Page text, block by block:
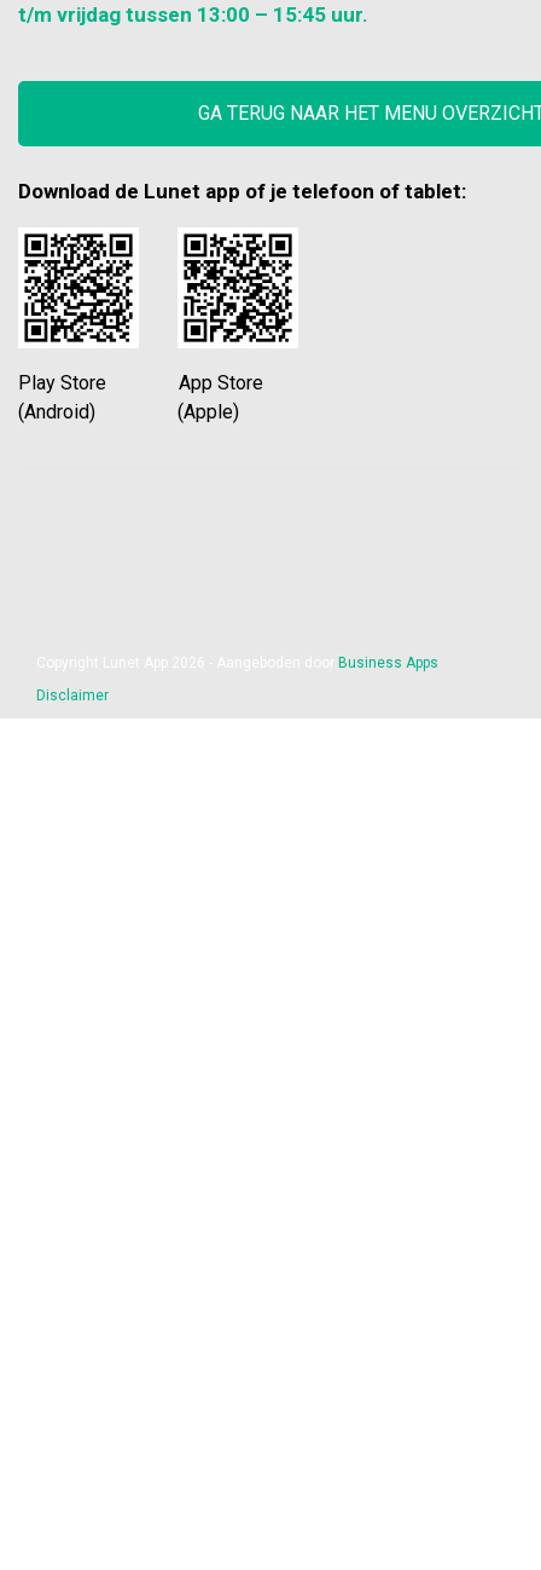
t/m vrijdag tussen 13:00 – 15:45 uur.
GA TERUG NAAR HET MENU
Download de Lunet app of je telefoon of tablet:
Play Store App Store
(Android) (Apple)
Business Apps
Disclaimer